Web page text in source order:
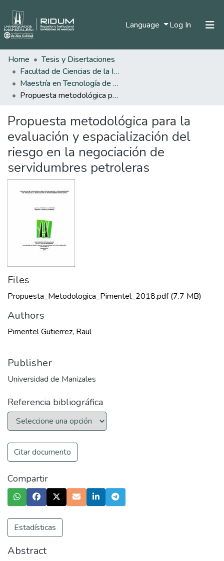
Language Log In (current)
Statistics
Home
Tesis y Disertaciones
Facultad de Ciencias de la Ingeniería
Maestría en Tecnología de la Información Geográfica
Propuesta metodológica para la evaluación y espacialización del riesgo en la negociación de servidumbres petroleras
Propuesta metodológica para la
evaluación y espacialización del
riesgo en la negociación de
servidumbres petroleras
Files
Propuesta_Metodologica_Pimentel_2018.pdf(7.7 MB)
Authors
Pimentel Gutierrez, Raul
Publisher
Universidad de Manizales
Referencia bibliográfica
Citar documento
Compartir
Estadísticas
Abstract